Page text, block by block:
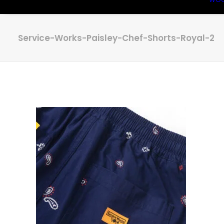
Service-Works-Paisley-Chef-Shorts-Royal-2